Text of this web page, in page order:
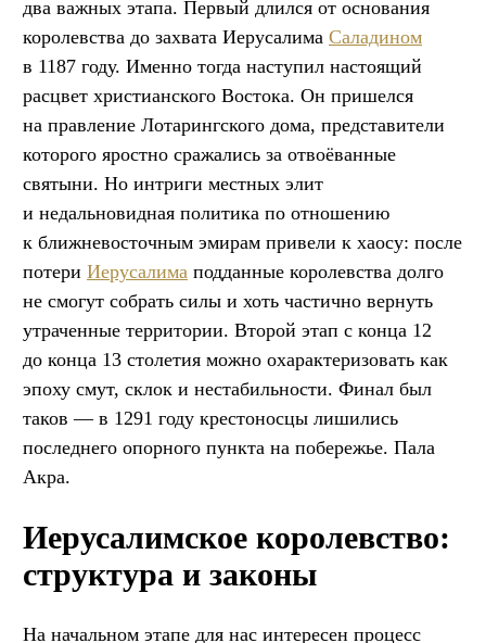
два важных этапа. Первый длился от основания
королевства до захвата Иерусалима Саладином
в 1187 году. Именно тогда наступил настоящий
расцвет христианского Востока. Он пришелся
на правление Лотарингского дома, представители
которого яростно сражались за отвоёванные
святыни. Но интриги местных элит
и недальновидная политика по отношению
к ближневосточным эмирам привели к хаосу: после
потери Иерусалима подданные королевства долго
не смогут собрать силы и хоть частично вернуть
утраченные территории. Второй этап с конца 12
до конца 13 столетия можно охарактеризовать как
эпоху смут, склок и нестабильности. Финал был
таков — в 1291 году крестоносцы лишились
последнего опорного пункта на побережье. Пала
Акра.
Иерусалимское королевство:
структура и законы
На начальном этапе для нас интересен процесс